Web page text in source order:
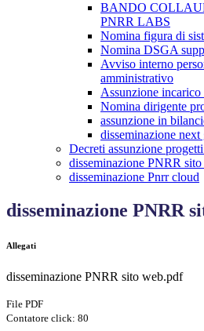
BANDO
PNRR LABS
Nomina figura di
Nomina DSGA
Avviso interno
amministrativo
Assunzione
Nomina dirigente
assunzione in
disseminazione next
Decreti assunzione
disseminazione PNRR
disseminazione Pnrr cloud
disseminazione PNRR
Allegati
disseminazione PNRR sito web.pdf
File PDF
Contatore click: 80